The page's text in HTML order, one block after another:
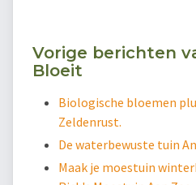
Vorige berichten
Bloeit
Biologische bloemen
Zeldenrust.
De waterbewuste tuin
Maak je moestuin